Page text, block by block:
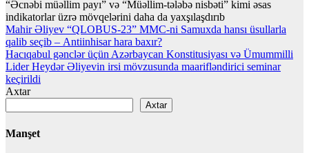
“Əcnəbi müəllim payı” və “Müəllim-tələbə nisbəti” kimi əsas
indikatorlar üzrə mövqelərini daha da yaxşılaşdırıb
Yazı
naviqasiyası
Mahir Əliyev “QLOBUS­-23” MMC-ni Samuxda hansı üsullarla
qalib seçib – Antiinhisar hara baxır?
Hacıqabul gənclər üçün Azərbaycan Konstitusiyası və Ümummilli
Lider Heydər Əliyevin irsi mövzusunda maarifləndirici seminar
keçirildi
Axtar
Axtar
Manşet